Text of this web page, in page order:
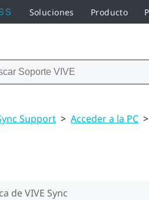
Soluciones Producto
Support > Acceder a la PC >
de VIVE Sync